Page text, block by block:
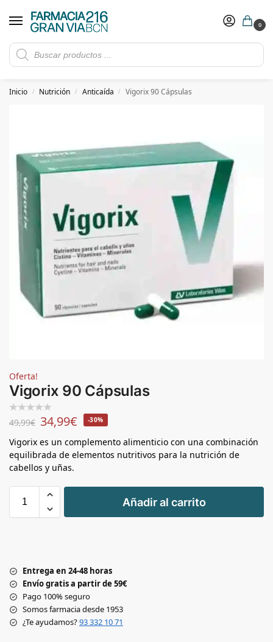
0
Rebajas de verano hasta -30%
​ 5€ de descuento con el cupón 5GRANVIA (compras superiores a 150€)
Inicio / Nutrición / Anticaída / Vigorix 90 Cápsulas
Oferta!
Vigorix 90 Cápsulas
49,99€ 34,99€ -30%
Vigorix es un complemento alimenticio con una combinación
equilibrada de elementos nutritivos para la nutrición de
cabellos y uñas.
+
-
Añadir al carrito
Entrega en 24-48 horas
Envío gratis a partir de 59€
Pago 100% seguro
Somos farmacia desde 1953
¿Te ayudamos?93 332 10 71